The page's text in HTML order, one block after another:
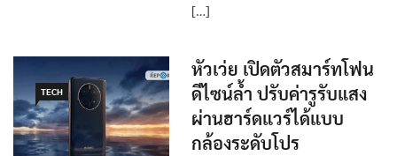
[…]
TECH
หัวเว่ย เปิดตัวสมาร์ทโฟน
ดีไซน์ล้ำ ปรับค่ารูรับแสง
ผ่านฮาร์ดแวร์ได้แบบ
กล้องระดับโปร